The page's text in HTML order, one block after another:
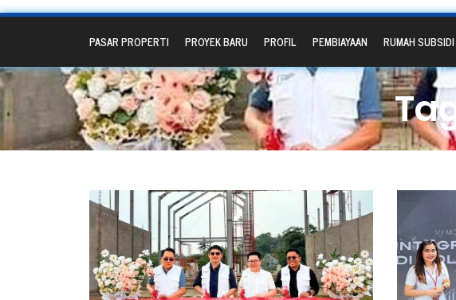
PASAR PROPERTI PROYEK BARU PROFIL PEMBIAYAAN RUMAH SUBSIDI